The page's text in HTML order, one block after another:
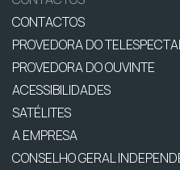
CONTACTOS
PROVEDORA DO
PROVEDORA DO OUVINTE
ACESSIBILIDADES
SATÉLITES
A EMPRESA
CONSELHO GERAL